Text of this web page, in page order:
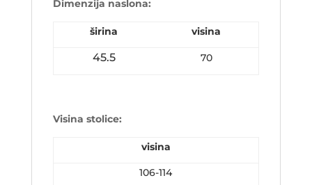
Dimenzija naslona:
širina visina
45.5 70
Visina stolice:
visina
106-114